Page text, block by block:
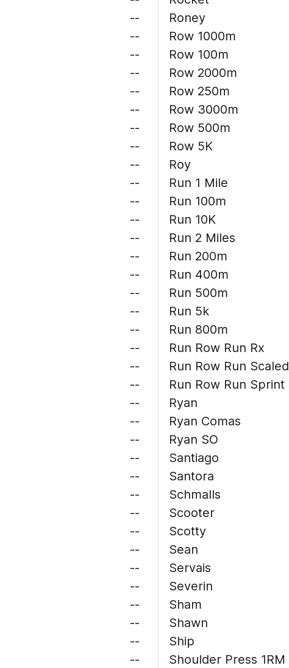
--
--
--
--
--
--
--
--
--
--
--
--
--
--
--
--
--
--
--
--
--
--
--
--
--
--
--
--
--
--
--
--
--
--
--
--
Roney
Row 1000m
Row 100m
Row 2000m
Row 250m
Row 3000m
Row 500m
Row 5K
Roy
Run 1 Mile
Run 100m
Run 10K
Run 2 Miles
Run 200m
Run 400m
Run 500m
Run 5k
Run 800m
Run Row Run Rx
Run Row Run Scaled
Run Row Run Sprint
Ryan
Ryan Comas
Ryan SO
Santiago
Santora
Schmalls
Scooter
Scotty
Sean
Servais
Severin
Sham
Shawn
Ship
Shoulder Press 1RM